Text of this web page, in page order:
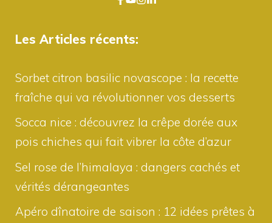
Les Articles récents:
Sorbet citron basilic novascope : la recette
fraîche qui va révolutionner vos desserts
Socca nice : découvrez la crêpe dorée aux
pois chiches qui fait vibrer la côte d’azur
Sel rose de l’himalaya : dangers cachés et
vérités dérangeantes
Apéro dînatoire de saison : 12 idées prêtes à